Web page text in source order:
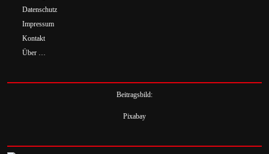
Datenschutz
Impressum
Kontakt
Über …
Beitragsbild:
Pixabay